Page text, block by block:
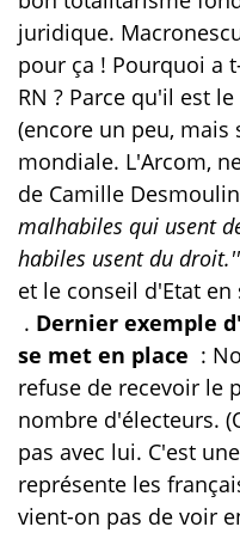
juridique.
pour ça ! Pourquoi a
RN ? Parce qu'il est
(encore un peu, mais
mondiale. L'Arcom,
de Camille
malhabiles qui usent
habiles usent du droit.''
et le conseil d'Etat
. Dernier exemple
se met en place :
refuse de recevoir le
nombre d'électeurs.
pas avec lui. C'est
représente les
vient-on pas de voir